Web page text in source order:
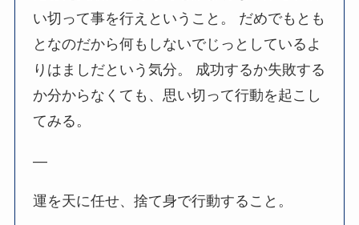
い切って事を行えということ。 だめでもとも
となのだから何もしないでじっとしているよ
りはましだという気分。 成功するか失敗する
か分からなくても、思い切って行動を起こし
てみる。
—
運を天に任せ、捨て身で行動すること。